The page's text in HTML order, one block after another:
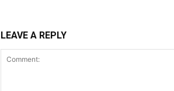
LEAVE A REPLY